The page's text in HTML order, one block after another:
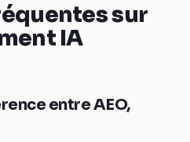
sur
IA
entre AEO,